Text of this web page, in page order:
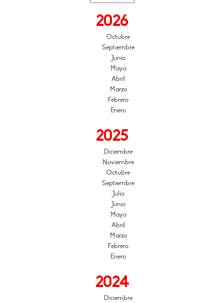
2026
Octubre
Septiembre
Junio
Mayo
Abril
Marzo
Febrero
Enero
2025
Diciembre
Noviembre
Octubre
Septiembre
Julio
Junio
Mayo
Abril
Marzo
Febrero
Enero
2024
Diciembre